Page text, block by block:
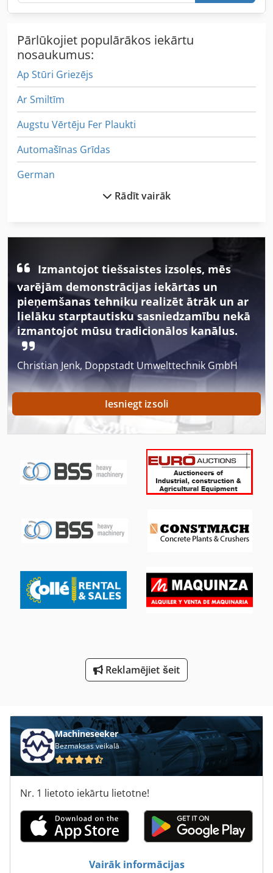
Pārlūkojiet populārākos iekārtu
nosaukumus:
Ap Stūri Griezējs
Ar Smiltīm
Augstu Vērtēju Fer Plaukti
Automašīnas Grīdas
German
Graudu Pašizgāzējs
Grāmata Saistošus Mašīna
Grāmatas Vāka Mašīna
Grīdas Smiltnīcas Mašīna
Grīdas Tīrīšanas Līdzekļi
Grīdas Uzkopšanas Mašīnas
Kravas Automašīnas
Ks 205
Ng 200
Skrūves Ir
Rādīt vairāk
Izmantojot tiešsaistes izsoles, mēs
varējām demonstrācijas iekārtas un
pieņemšanas tehniku realizēt ātrāk un ar
lielāku starptautisku sasniedzamību nekā
izmantojot mūsu tradicionālos kanālus.
Christian Jenk, Doppstadt Umwelttechnik GmbH
Iesniegt izsoli
Reklamējiet šeit
Machineseeker
Bezmaksas veikalā
Nr. 1 lietoto iekārtu lietotne!
Vairāk informācijas